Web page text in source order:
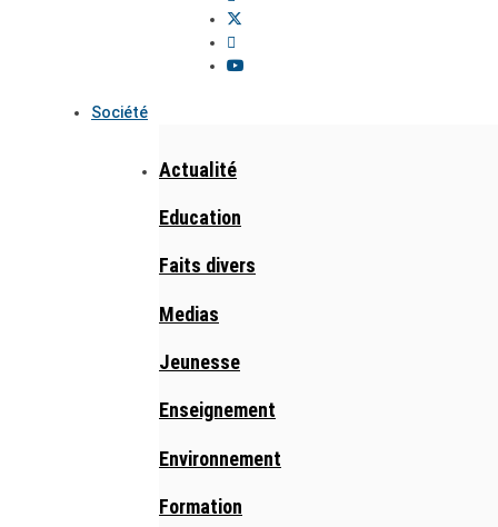
Société
Actualité
Education
Faits divers
Medias
Jeunesse
Enseignement
Environnement
Formation